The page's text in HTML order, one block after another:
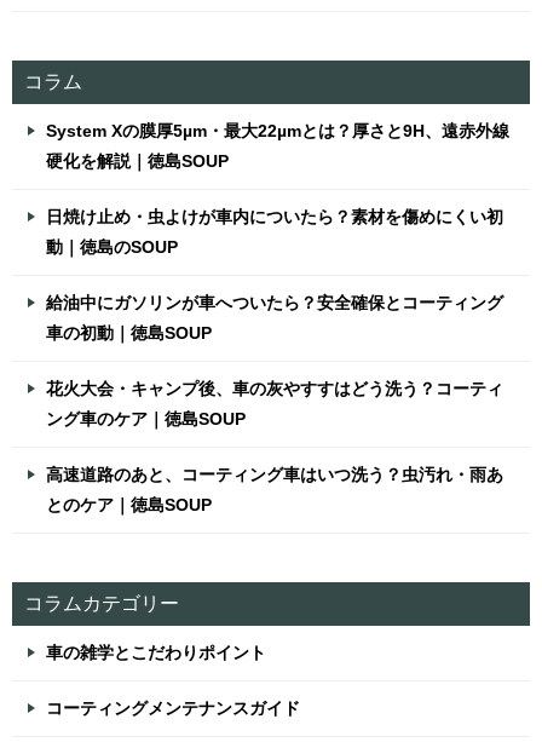
コラム
System Xの膜厚5µm・最大22µmとは？厚さと9H、遠赤外線
硬化を解説｜徳島SOUP
日焼け止め・虫よけが車内についたら？素材を傷めにくい初
動｜徳島のSOUP
給油中にガソリンが車へついたら？安全確保とコーティング
車の初動｜徳島SOUP
花火大会・キャンプ後、車の灰やすすはどう洗う？コーティ
ング車のケア｜徳島SOUP
高速道路のあと、コーティング車はいつ洗う？虫汚れ・雨あ
とのケア｜徳島SOUP
コラムカテゴリー
車の雑学とこだわりポイント
コーティングメンテナンスガイド